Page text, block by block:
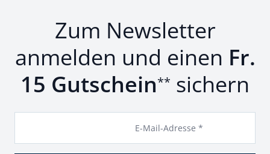
Zum Newsletter
anmelden und einen Fr.
15 Gutschein** sichern
E-Mail-Adresse *